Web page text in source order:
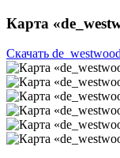
Карта
Скачать